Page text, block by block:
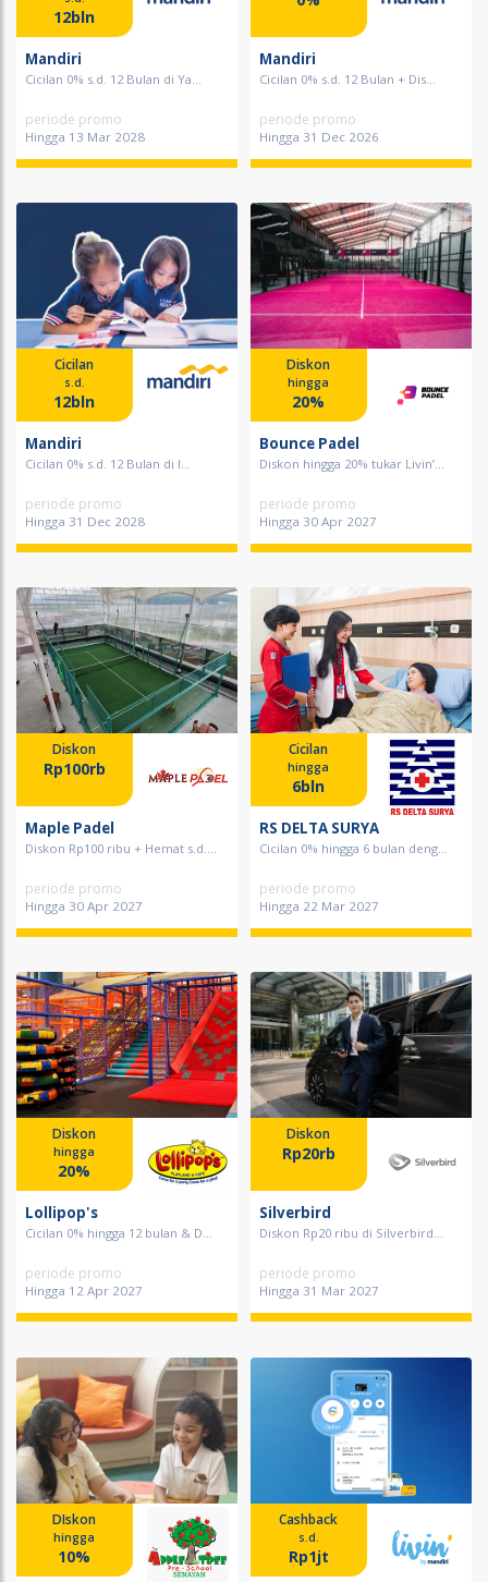
12bln
Mandiri
Cicilan 0% s.d. 12 Bulan di Ya...
periode promo
Hingga 13 Mar 2028
Mandiri
Cicilan 0% s.d. 12 Bulan + Dis...
periode promo
Hingga 31 Dec 2026
Cicilan
s.d.
12bln
Mandiri
Cicilan 0% s.d. 12 Bulan di I...
periode promo
Hingga 31 Dec 2028
Diskon
hingga
20%
Bounce Padel
Diskon hingga 20% tukar Livin’...
periode promo
Hingga 30 Apr 2027
Diskon
Rp100rb
Maple Padel
Diskon Rp100 ribu + Hemat s.d....
periode promo
Hingga 30 Apr 2027
Cicilan
hingga
6bln
RS DELTA SURYA
Cicilan 0% hingga 6 bulan deng...
periode promo
Hingga 22 Mar 2027
Diskon
hingga
20%
Lollipop's
Cicilan 0% hingga 12 bulan & D...
periode promo
Hingga 12 Apr 2027
Diskon
Rp20rb
Silverbird
Diskon Rp20 ribu di Silverbird...
periode promo
Hingga 31 Mar 2027
DIskon
hingga
10%
Cashback
s.d.
Rp1jt